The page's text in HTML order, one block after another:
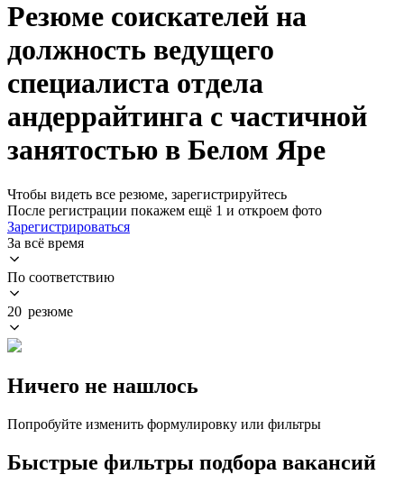
Резюме соискателей на
должность ведущего
специалиста отдела
андеррайтинга с частичной
занятостью в Белом Яре
Чтобы видеть все резюме, зарегистрируйтесь
После регистрации покажем ещё 1 и откроем фото
Зарегистрироваться
За всё время
По соответствию
20 резюме
Ничего не нашлось
Попробуйте изменить формулировку или фильтры
Быстрые фильтры подбора вакансий